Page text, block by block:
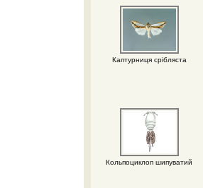
Каптурниця срібляста
Кольпоциклоп шипуватий